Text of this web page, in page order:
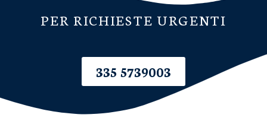
PER RICHIESTE URGENTI
335 5739003